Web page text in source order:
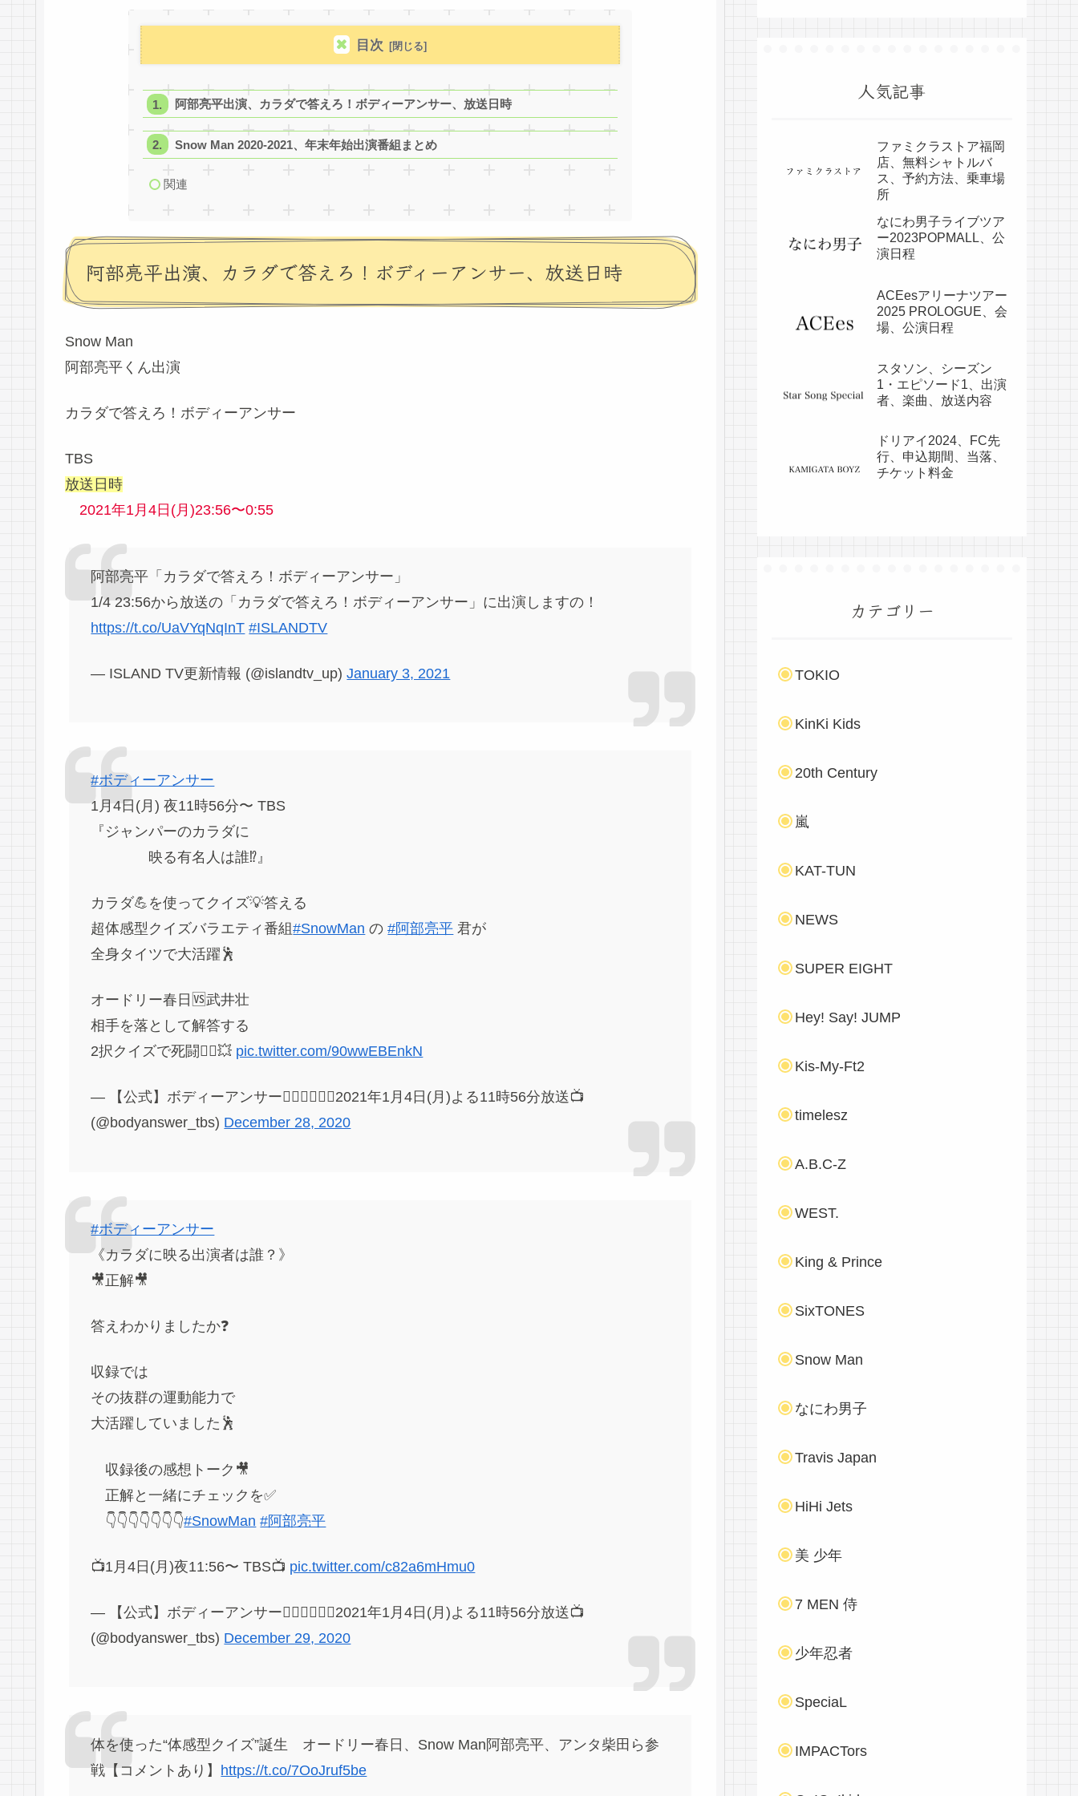
目次
阿部亮平出演、カラダで答えろ！ボディーアンサー、放送日時
Snow Man 2020-2021、年末年始出演番組まとめ
関連
阿部亮平出演、カラダで答えろ！ボディーアンサー、放送日時
Snow Man
阿部亮平くん出演
カラダで答えろ！ボディーアンサー
TBS
放送日時
2021年1月4日(月)23:56〜0:55
阿部亮平「カラダで答えろ！ボディーアンサー」
1/4 23:56から放送の「カラダで答えろ！ボディーアンサー」に出演しますの！
https://t.co/UaVYqNqInT #ISLANDTV
— ISLAND TV更新情報 (@islandtv_up)January 3, 2021
#ボディーアンサー
1月4日(月) 夜11時56分〜 TBS
『ジャンパーのカラダに
映る有名人は誰⁉️』
カラダ💪を使ってクイズ💡答える
超体感型クイズバラエティ番組#SnowMan の#阿部亮平 君が
全身タイツで大活躍🕺
オードリー春日🆚武井壮
相手を落として解答する
2択クイズで死闘🤼‍♀️💥 pic.twitter.com/90wwEBEnkN
— 【公式】ボディーアンサー🤷🏻‍♀️🤷🏻‍♂️2021年1月4日(月)よる11時56分放送📺
(@bodyanswer_tbs) December 28, 2020
#ボディーアンサー
《カラダに映る出演者は誰？》
🎥正解🎥
答えわかりましたか❓
収録では
その抜群の運動能力で
大活躍していました🕺
収録後の感想トーク🎥
正解と一緒にチェックを✅
👇👇👇👇👇👇👇#SnowMan #阿部亮平
📺1月4日(月)夜11:56〜 TBS📺 pic.twitter.com/c82a6mHmu0
— 【公式】ボディーアンサー🤷🏻‍♀️🤷🏻‍♂️2021年1月4日(月)よる11時56分放送📺
(@bodyanswer_tbs) December 29, 2020
体を使った“体感型クイズ”誕生 オードリー春日、Snow Man阿部亮平、アンタ柴田ら参
戦【コメントあり】 https://t.co/7OoJruf5be
人気記事
ファミクラストア福岡
店、無料シャトルバ
ス、予約方法、乗車場
所
なにわ男子ライブツア
ー2023POPMALL、公
演日程
ACEesアリーナツアー
2025 PROLOGUE、会
場、公演日程
スタソン、シーズン
1・エピソード1、出演
者、楽曲、放送内容
ドリアイ2024、FC先
行、申込期間、当落、
チケット料金
カテゴリー
TOKIO
KinKi Kids
20th Century
嵐
KAT-TUN
NEWS
SUPER EIGHT
Hey! Say! JUMP
Kis-My-Ft2
timelesz
A.B.C-Z
WEST.
King & Prince
SixTONES
Snow Man
なにわ男子
Travis Japan
HiHi Jets
美 少年
7 MEN 侍
少年忍者
SpeciaL
IMPACTors